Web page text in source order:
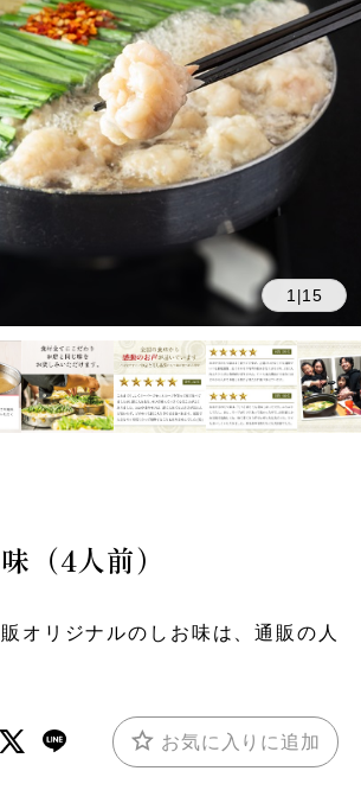
1 |15
（4人前）
オリジナルのしお味は、通販の人
お気に入りに追加